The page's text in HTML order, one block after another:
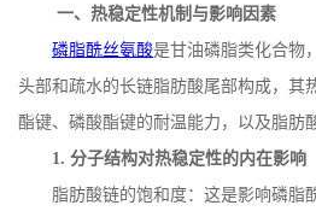
一、热稳定性机制与影响因素
磷脂酰丝氨酸是甘油磷脂类化合物
头部和疏水的长链脂肪酸尾部构成，其
酯键、磷酸酯键的耐温能力，以及脂肪
1.分子结构对热稳定性的内在影响
脂肪酸链的饱和度：这是影响磷脂